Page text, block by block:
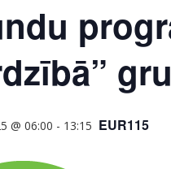
@ 06:00 - 13:15 EUR115